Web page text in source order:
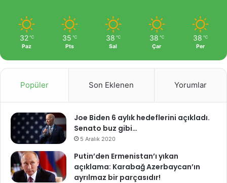
32 ℃
Paz
35 ℃
Pts
38 ℃
Sal
38 ℃
Çar
38 ℃
Per
Popüler Son Eklenen Yorumlar
Joe Biden 6 aylık hedeflerini açıkladı.
Senato buz gibi…
5 Aralık 2020
Putin’den Ermenistan’ı yıkan
açıklama: Karabağ Azerbaycan’ın
ayrılmaz bir parçasıdır!